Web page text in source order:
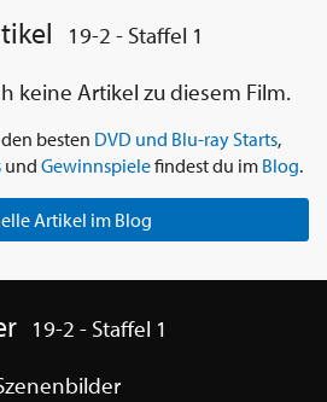
19-2 - Staffel 1
keine Artikel zu diesem Film.
besten DVD und Blu-ray Starts,
und Gewinnspielefindest du im Blog.
Artikel im Blog
19-2 - Staffel 1